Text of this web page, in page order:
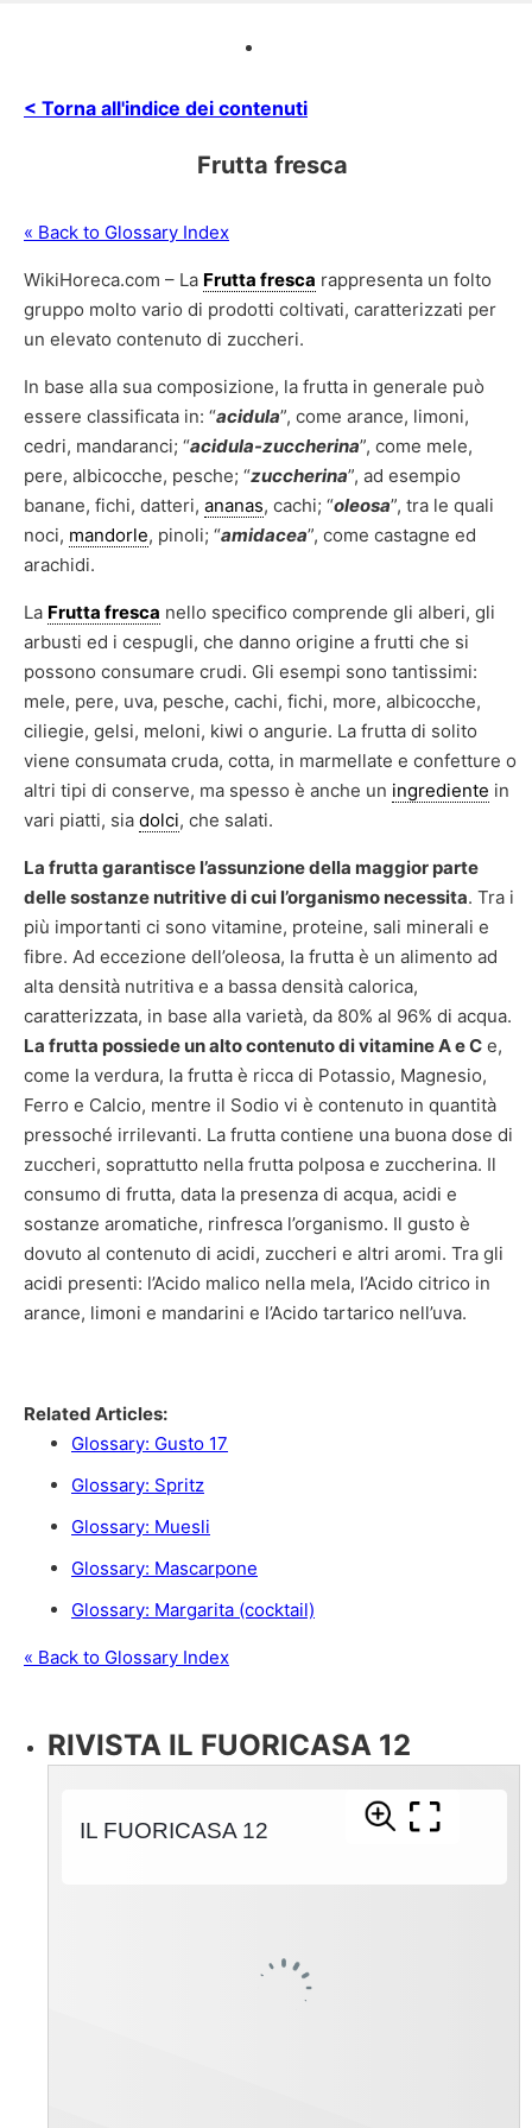
< Torna all'indice dei contenuti
Frutta fresca
« Back to Glossary Index
WikiHoreca.com – La Frutta fresca rappresenta un folto
gruppo molto vario di prodotti coltivati, caratterizzati per
un elevato contenuto di zuccheri.
In base alla sua composizione, la frutta in generale può
essere classificata in: “acidula”, come arance, limoni,
cedri, mandaranci; “acidula-zuccherina”, come mele,
pere, albicocche, pesche; “zuccherina”, ad esempio
banane, fichi, datteri, ananas, cachi; “oleosa”, tra le quali
noci, mandorle, pinoli; “amidacea”, come castagne ed
arachidi.
La Frutta fresca nello specifico comprende gli alberi, gli
arbusti ed i cespugli, che danno origine a frutti che si
possono consumare crudi. Gli esempi sono tantissimi:
mele, pere, uva, pesche, cachi, fichi, more, albicocche,
ciliegie, gelsi, meloni, kiwi o angurie. La frutta di solito
viene consumata cruda, cotta, in marmellate e confetture o
altri tipi di conserve, ma spesso è anche un ingrediente in
vari piatti, sia dolci, che salati.
La frutta garantisce l’assunzione della maggior parte
delle sostanze nutritive di cui l’organismo necessita. Tra i
più importanti ci sono vitamine, proteine, sali minerali e
fibre. Ad eccezione dell’oleosa, la frutta è un alimento ad
alta densità nutritiva e a bassa densità calorica,
caratterizzata, in base alla varietà, da 80% al 96% di acqua.
La frutta possiede un alto contenuto di vitamine A e C e,
come la verdura, la frutta è ricca di Potassio, Magnesio,
Ferro e Calcio, mentre il Sodio vi è contenuto in quantità
pressoché irrilevanti. La frutta contiene una buona dose di
zuccheri, soprattutto nella frutta polposa e zuccherina. Il
consumo di frutta, data la presenza di acqua, acidi e
sostanze aromatiche, rinfresca l’organismo. Il gusto è
dovuto al contenuto di acidi, zuccheri e altri aromi. Tra gli
acidi presenti: l’Acido malico nella mela, l’Acido citrico in
arance, limoni e mandarini e l’Acido tartarico nell’uva.
Related Articles:
Glossary: Gusto 17
Glossary: Spritz
Glossary: Muesli
Glossary: Mascarpone
Glossary: Margarita (cocktail)
« Back to Glossary Index
RIVISTA IL FUORICASA 12